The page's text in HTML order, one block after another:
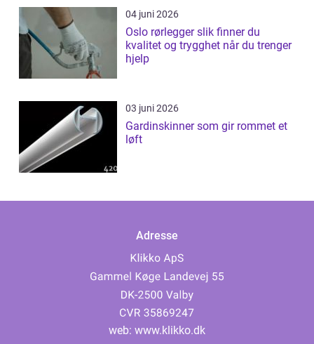
04 juni 2026
Oslo rørlegger slik finner du
kvalitet og trygghet når du trenger
hjelp
03 juni 2026
Gardinskinner som gir rommet et
løft
Adresse
web: www.klikko.dk